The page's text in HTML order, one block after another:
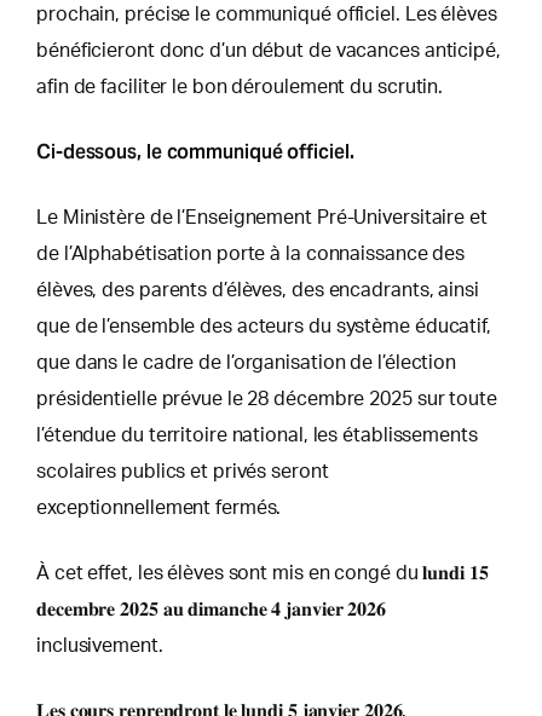
prochain, précise le communiqué officiel. Les élèves
bénéficieront donc d’un début de vacances anticipé,
afin de faciliter le bon déroulement du scrutin.
Ci-dessous, le communiqué officiel.
Le Ministère de l’Enseignement Pré-Universitaire et
de l’Alphabétisation porte à la connaissance des
élèves, des parents d’élèves, des encadrants, ainsi
que de l’ensemble des acteurs du système éducatif,
que dans le cadre de l’organisation de l’élection
présidentielle prévue le 28 décembre 2025 sur toute
l’étendue du territoire national, les établissements
scolaires publics et privés seront
exceptionnellement fermés.
À cet effet, les élèves sont mis en congé du 𝐥𝐮𝐧𝐝𝐢 𝟏𝟓
𝐝𝐞𝐜𝐞𝐦𝐛𝐫𝐞 𝟐𝟎𝟐𝟓 𝐚𝐮 𝐝𝐢𝐦𝐚𝐧𝐜𝐡𝐞 𝟒 𝐣𝐚𝐧𝐯𝐢𝐞𝐫 𝟐𝟎𝟐𝟔
inclusivement.
𝐋𝐞𝐬 𝐜𝐨𝐮𝐫𝐬 𝐫𝐞𝐩𝐫𝐞𝐧𝐝𝐫𝐨𝐧𝐭 𝐥𝐞 𝐥𝐮𝐧𝐝𝐢 𝟓 𝐣𝐚𝐧𝐯𝐢𝐞𝐫 𝟐𝟎𝟐𝟔.